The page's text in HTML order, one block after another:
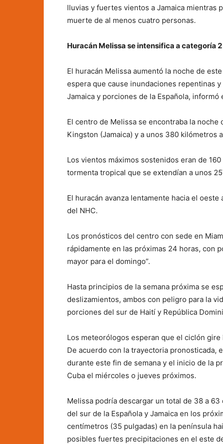
lluvias y fuertes vientos a Jamaica mientras
muerte de al menos cuatro personas.
Huracán Melissa se intensifica a categoría 2
El huracán Melissa aumentó la noche de
espera que cause inundaciones repentinas
Jamaica y porciones de la Española,
El centro de Melissa se encontraba la
Kingston (Jamaica) y a unos 380 kilómetros
Los vientos máximos sostenidos eran de
tormenta tropical que se extendían a unos
El huracán avanza lentamente hacia el
del NHC.
Los pronósticos del centro con sede en
rápidamente en las próximas 24 horas, con
mayor para el domingo”.
Hasta principios de la semana próxima se
deslizamientos, ambos con peligro para la
porciones del sur de Haití y República
Los meteorólogos esperan que el ciclón
De acuerdo con la trayectoria pronosticada,
durante este fin de semana y el inicio de la
Cuba el miércoles o jueves próximos.
Melissa podría descargar un total de 38 a
del sur de la Española y Jamaica en los
centímetros (35 pulgadas) en la península
posibles fuertes precipitaciones en el este